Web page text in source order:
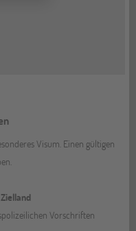
Visum. Einen gültigen
Vorschriften